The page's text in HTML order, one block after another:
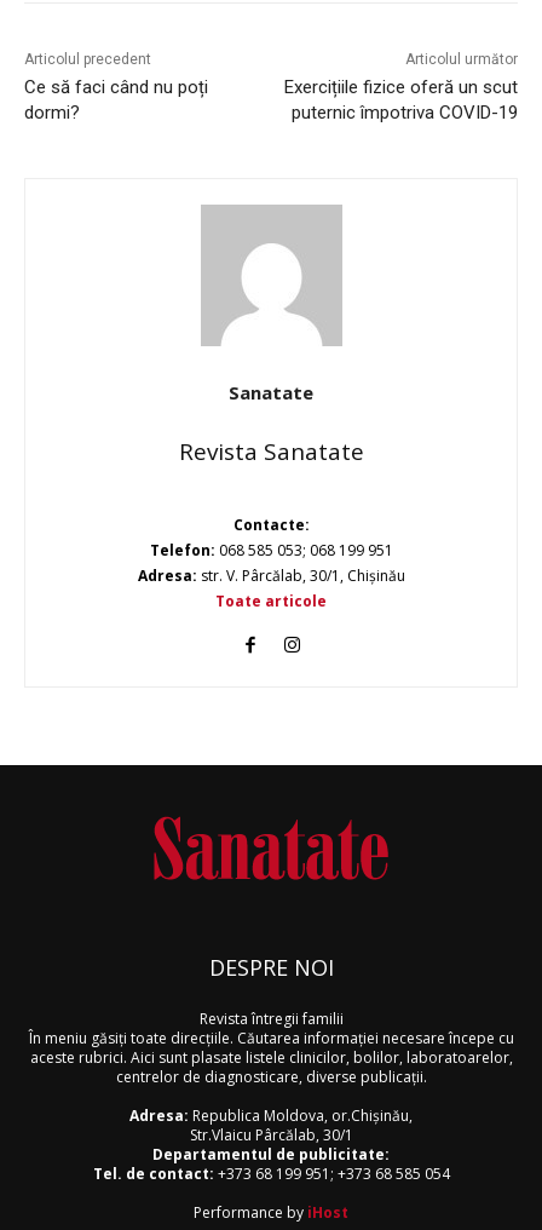
Articolul precedent
Ce să faci când nu poți
dormi?
Articolul următor
Exercițiile fizice oferă un scut
puternic împotriva COVID-19
Sanatate
Revista Sanatate
Contacte:
Telefon: 068 585 053; 068 199 951
Adresa: str. V. Pârcălab, 30/1, Chișinău
Toate articole
DESPRE NOI
Revista întregii familii
În meniu găsiţi toate direcţiile. Căutarea informaţiei necesare începe cu
aceste rubrici. Aici sunt plasate listele clinicilor, bolilor, laboratoarelor,
centrelor de diagnosticare, diverse publicaţii.
Adresa: Republica Moldova, or.Chişinău,
Str.Vlaicu Pârcălab, 30/1
Departamentul de publicitate:
Tel. de contact: +373 68 199 951 ; +373 68 585 054
Performance by iHost